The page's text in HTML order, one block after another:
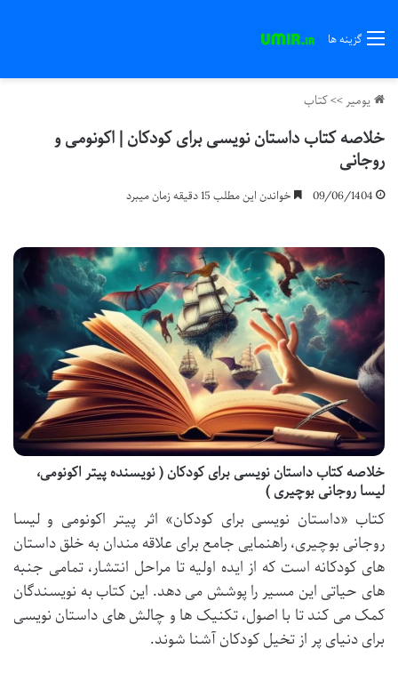
گزینه ها
یومیر>>کتاب
خلاصه کتاب داستان نویسی برای کودکان | اکونومی و
روجانی
09/06/1404 خواندن این مطلب 15 دقیقه زمان میبرد
خلاصه کتاب داستان نویسی برای کودکان ( نویسنده پیتر اکونومی،
لیسا روجانی بوچیری )
کتاب «داستان نویسی برای کودکان» اثر پیتر اکونومی و لیسا
روجانی بوچیری، راهنمایی جامع برای علاقه مندان به خلق داستان
های کودکانه است که از ایده اولیه تا مراحل انتشار، تمامی جنبه
های حیاتی این مسیر را پوشش می دهد. این کتاب به نویسندگان
کمک می کند تا با اصول، تکنیک ها و چالش های داستان نویسی
برای دنیای پر از تخیل کودکان آشنا شوند.